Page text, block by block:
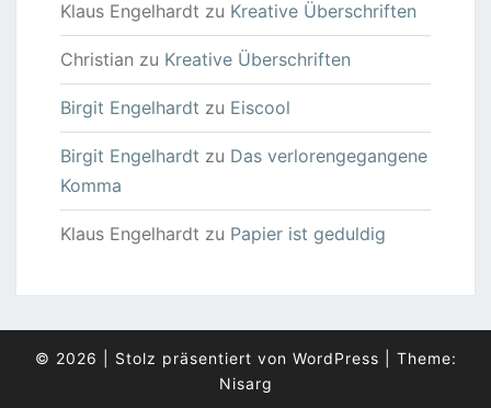
Klaus Engelhardt zu Kreative Überschriften
Christian zu Kreative Überschriften
Birgit Engelhardt zu Eiscool
Birgit Engelhardt zu Das verlorengegangene
Komma
Klaus Engelhardt zu Papier ist geduldig
© 2026 Stolz präsentiert von WordPress
Theme:
Nisarg